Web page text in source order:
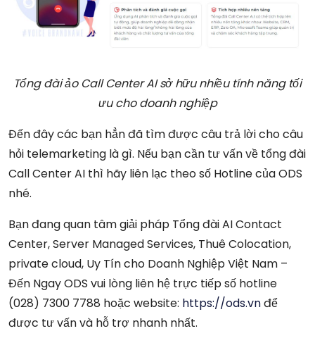
Tổng đài ảo Call Center AI sở hữu nhiều tính năng tối
ưu cho doanh nghiệp
Đến đây các bạn hẳn đã tìm được câu trả lời cho câu
hỏi telemarketing là gì. Nếu bạn cần tư vấn về tổng đài
Call Center AI thì hãy liên lạc theo số Hotline của ODS
nhé.
Bạn đang quan tâm giải pháp Tổng đài AI Contact
Center, Server Managed Services, Thuê Colocation,
private cloud, Uy Tín cho Doanh Nghiệp Việt Nam –
Đến Ngay ODS vui lòng liên hệ trực tiếp số hotline
(028) 7300 7788 hoặc website: https://ods.vnđể
được tư vấn và hỗ trợ nhanh nhất.